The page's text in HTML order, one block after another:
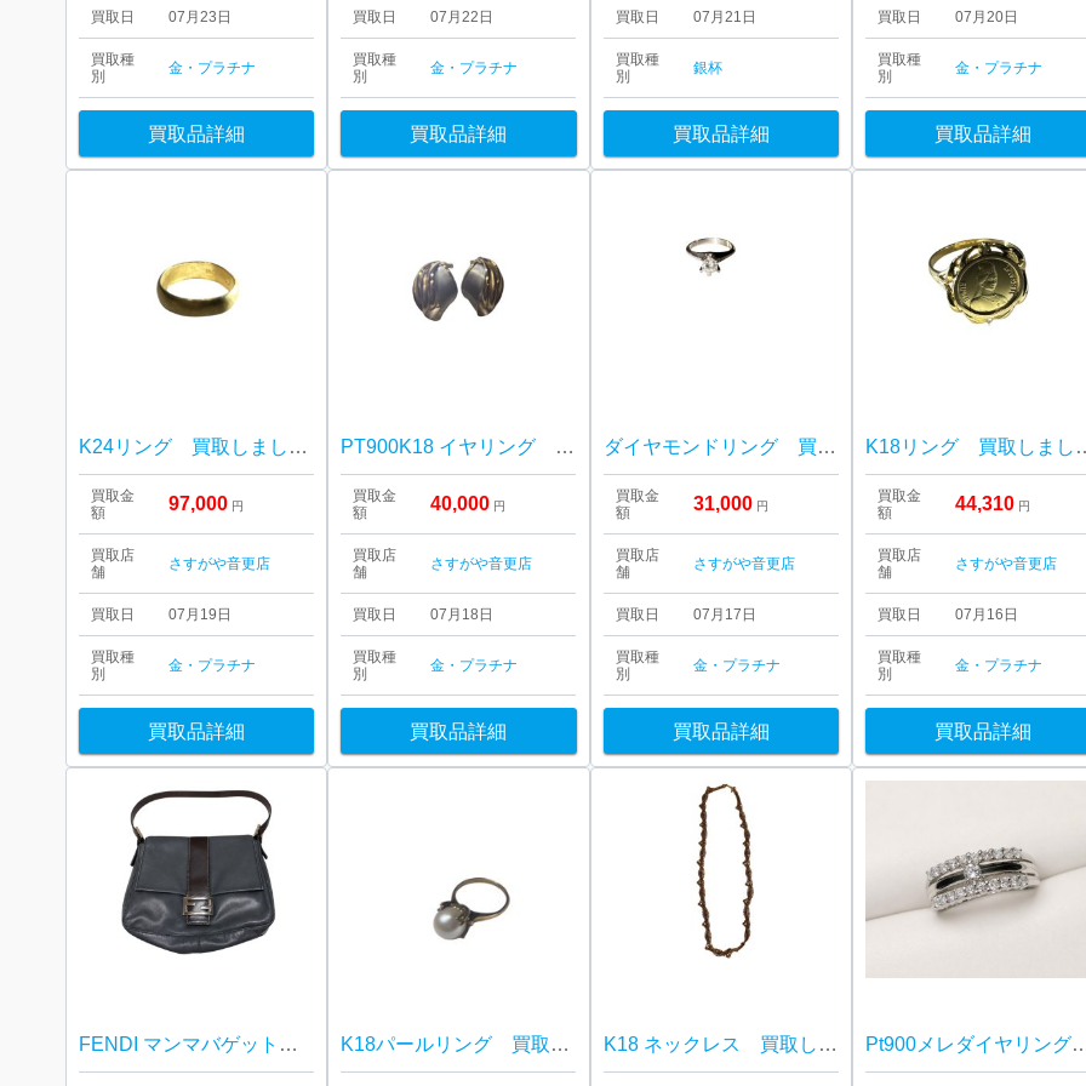
買取日 07月23日
買取種
別
金・プラチナ
買取品詳細
買取日 07月22日
買取種
別
金・プラチナ
買取品詳細
買取日 07月21日
買取種
別
銀杯
買取品詳細
買取日 07月20日
買取種
別
金・プラチナ
買取品詳細
K24リング 買取しました！さすがや音更店
買取金
額
97,000 円
買取店
舗
さすがや音更店
買取日 07月19日
買取種
別
金・プラチナ
買取品詳細
PT900K18 イヤリング 買取しました！さすがや音更店
買取金
額
40,000 円
買取店
舗
さすがや音更店
買取日 07月18日
買取種
別
金・プラチナ
買取品詳細
ダイヤモンドリング 買取しました！さすがや音更店
買取金
額
31,000 円
買取店
舗
さすがや音更店
買取日 07月17日
買取種
別
金・プラチナ
買取品詳細
K18リング 買取
買取金
額
44,310 円
買取店
舗
さすがや音更店
買取日 07月16日
買取種
別
金・プラチナ
買取品詳細
FENDI マンマバゲット 買取しました！さすがや音更店 K18パールリング 買取しました！さすがや音更店 K18 ネックレス 買取しました！さすがや音更店 Pt900メレダイヤリング 買取しま